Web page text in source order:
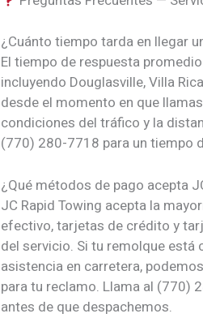
¿Cuánto tiempo tarda en llegar
El tiempo de respuesta
incluyendo Douglasville, Villa
desde el momento en que
condiciones del tráfico y la
(770) 280-7718 para un tiempo
¿Qué métodos de pago acepta
JC Rapid Towing acepta la
efectivo, tarjetas de crédito y
del servicio. Si tu remolque está
asistencia en carretera,
para tu reclamo. Llama al (770)
antes de que despachemos.